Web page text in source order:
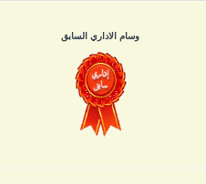
وسام الاداري السابق